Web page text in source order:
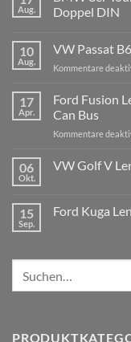
Aug.
Doppel DIN
zu
3er
Radio
Tausch
1
DIN
DIN
10
Aug.
VW Passat
Kommentare
17
Apr.
Ford Fusion
Can Bus
Kommentare
06
Okt.
VW Golf V
VW
15
Sep.
Ford Kuga
Ford
anschließen